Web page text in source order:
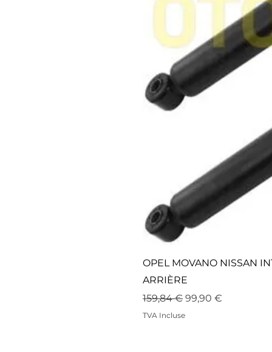
OPEL MOVANO NISSAN
ARRIÈRE
Prix original
159,84 € Prix
99,90 €
TVA Incluse